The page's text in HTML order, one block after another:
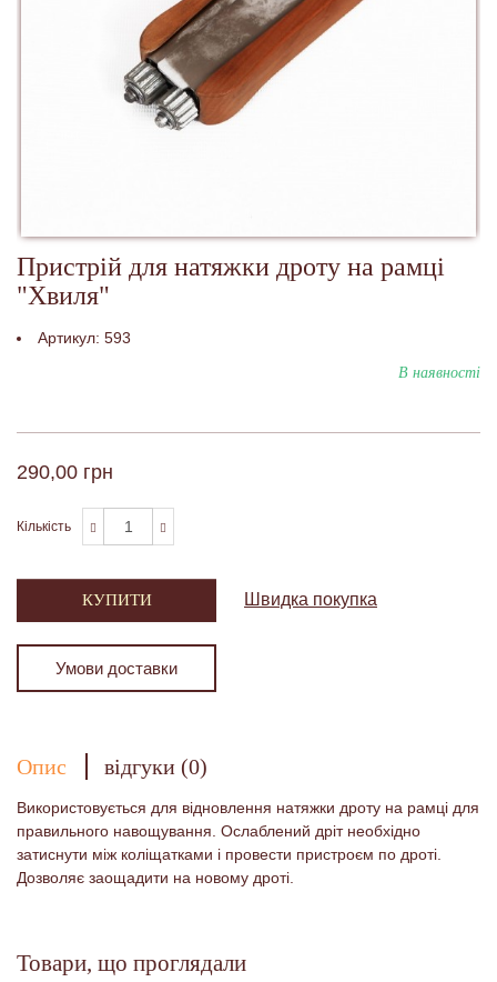
Пристрій для натяжки дроту на рамці
"Хвиля"
Артикул: 593
В наявності
290,00 грн
Кількість
КУПИТИ Швидка покупка
Умови доставки
Опис відгуки (0)
Використовується для відновлення натяжки дроту на рамці для
правильного навощування. Ослаблений дріт необхідно
затиснути між коліщатками і провести пристроєм по дроті.
Дозволяє заощадити на новому дроті.
Товари, що проглядали